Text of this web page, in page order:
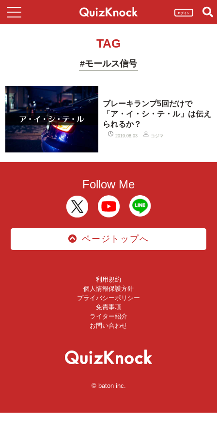
ログイン
TAG
#モールス信号
ブレーキランプ5回だけで
「ア・イ・シ・テ・ル」は伝え
られるか？
2019.08.03 コジマ
Follow Me
ページトップへ
利用規約
個人情報保護方針
プライバシーポリシー
免責事項
ライター紹介
お問い合わせ
© baton inc.